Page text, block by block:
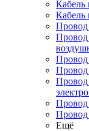
Кабель
Кабель
Провод
Провод
Провод
Провод
Провод
Ещё